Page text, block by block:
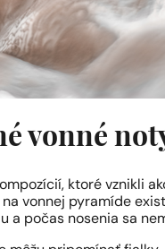
vonné
ktoré vznikli
vonnej pyramíde
a počas nosenia sa